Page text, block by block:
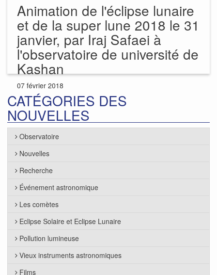
Animation de l'éclipse lunaire
et de la super lune 2018 le 31
janvier, par Iraj Safaei à
l'observatoire de université de
Kashan
07 février 2018
CATÉGORIES DES
NOUVELLES
Observatoire
Nouvelles
Recherche
Événement astronomique
Les comètes
Eclipse Solaire et Eclipse Lunaire
Pollution lumineuse
Vieux instruments astronomiques
Films